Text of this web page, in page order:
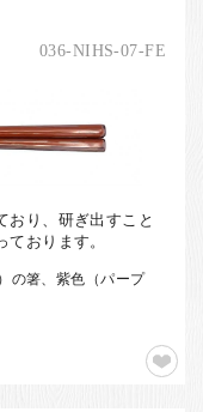
036-NIHS-07-FE
おり、研ぎ出すこと
おります。
の箸、紫色（パープ